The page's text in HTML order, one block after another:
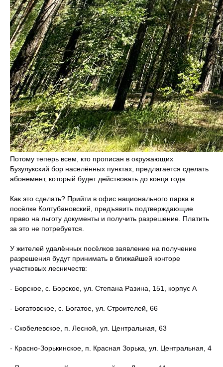
Потому теперь всем, кто прописан в окружающих
Бузулукский бор населённых пунктах, предлагается сделать
абонемент, который будет действовать до конца года.
Как это сделать? Прийти в офис национального парка в
посёлке Колтубановский, предъявить подтверждающие
право на льготу документы и получить разрешение. Платить
за это не потребуется.
У жителей удалённых посёлков заявление на получение
разрешения будут принимать в ближайшей конторе
участковых лесничеств:
- Борское, с. Борское, ул. Степана Разина, 151, корпус А
- Богатовское, с. Богатое, ул. Строителей, 66
- Скобелевское, п. Лесной, ул. Центральная, 63
- Красно-Зорькинское, п. Красная Зорька, ул. Центральная, 4